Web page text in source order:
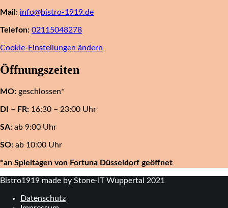
Mail: info@bistro-1919.de
Telefon: 02115048278
Cookie-Einstellungen ändern
Öffnungszeiten
MO: geschlossen*
DI – FR: 16:30 – 23:00 Uhr
SA: ab 9:00 Uhr
SO: ab 10:00 Uhr
*an Spieltagen von Fortuna Düsseldorf geöffnet
Bistro1919 made by Stone-IT Wuppertal 2021
Datenschutz